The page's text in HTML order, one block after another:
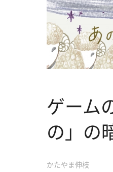
ゲーム
の」の
かたやま伸枝